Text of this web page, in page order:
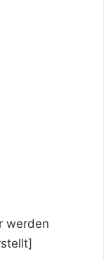
werden